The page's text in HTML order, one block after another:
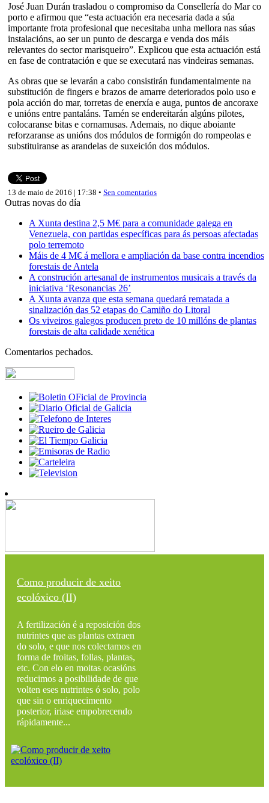
José Juan Durán trasladou o compromiso da Consellería do Mar co
porto e afirmou que “esta actuación era necesaria dada a súa
importante frota profesional que necesitaba unha mellora nas súas
instalacións, ao ser un punto de descarga e venda dos máis
relevantes do sector marisqueiro”. Explicou que esta actuación está
en fase de contratación e que se executará nas vindeiras semanas.
As obras que se levarán a cabo consistirán fundamentalmente na
substitución de fingers e brazos de amarre deteriorados polo uso e
pola acción do mar, torretas de enerxía e auga, puntos de ancoraxe
e unións entre pantaláns. Tamén se endereitarán algúns pilotes,
colocaranse bitas e cornamusas. Ademais, no dique aboiante
reforzaranse as unións dos módulos de formigón do rompeolas e
substituiranse as arandelas de suxeición dos módulos.
13 de maio de 2016 | 17:38 • Sen comentarios
Outras novas do día
A Xunta destina 2,5 M€ para a comunidade galega en
Venezuela, con partidas específicas para ás persoas afectadas
polo terremoto
Máis de 4 M€ á mellora e ampliación da base contra incendios
forestais de Antela
A construción artesanal de instrumentos musicais a través da
iniciativa ‘Resonancias 26’
A Xunta avanza que esta semana quedará rematada a
sinalización das 52 etapas do Camiño do Litoral
Os viveiros galegos producen preto de 10 millóns de plantas
forestais de alta calidade xenética
Comentarios pechados.
Como producir de xeito
ecolóxico (II)
A fertilización é a reposición dos
nutrintes que as plantas extraen
do solo, e que nos colectamos en
forma de froitas, follas, plantas,
etc. Con elo en moitas ocasións
reducimos a posibilidade de que
volten eses nutrintes ó solo, polo
que sin o enriquecimento
posterior, iriase empobrecendo
rápidamente...